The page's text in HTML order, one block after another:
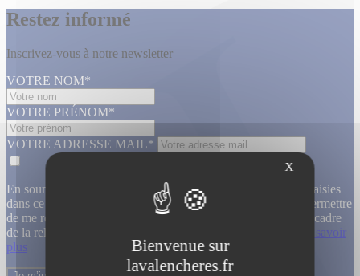
Restez informé
Inscrivez-vous à notre newsletter
VOTRE NOM*
VOTRE PRÉNOM*
VOTRE ADRESSE MAIL*
En soumettant ce formulaire, j’accepte que les informations saisies
dans ce formulaire soient utilisées, exploitées, traitées pour permettre
de me recontacter, pour m’envoyer des informations, dans le cadre
de la relation commerciale qui découle de cette demande.
En savoir
plus
X
Bienvenue sur
lavalencheres.fr